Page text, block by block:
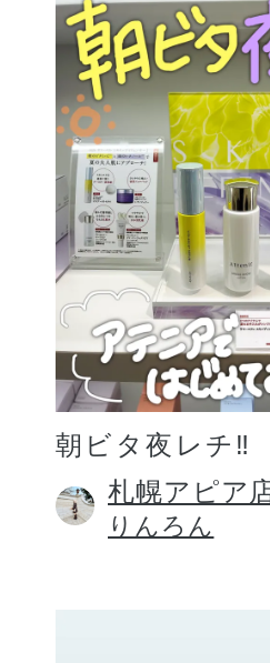
朝ビタ夜レチ‼️
札幌アピア
りんろん